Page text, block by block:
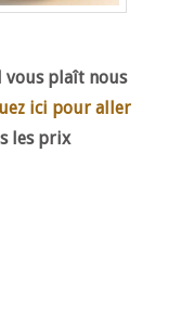
vous plaît nous
ici pour aller
les prix